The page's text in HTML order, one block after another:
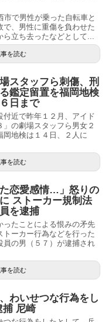
市で男性が乗った自転車と
で、男性に重傷を負わせた
ら立ち去ったなどとして...
を読む
スタッフら刺傷、刑
鑑定留置を福岡地検
日まで
近で昨年１２月、アイド
の劇場スタッフら男女２
岡地検は１４日、２人に
を読む
た恋愛感情…」怒りの
ストーカー規制法
を逮捕
ったことによる恨みの矛先
トーカー行為などを行った
員の男（５７）が逮捕され
を読む
わいせつな行為をし
捕 尼崎